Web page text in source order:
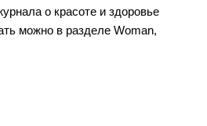
о красоте и здоровье
можно в разделе Woman,